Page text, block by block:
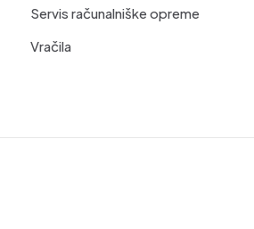
Servis računalniške opreme
Vračila